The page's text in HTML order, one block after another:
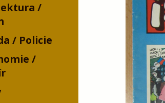
/
/ Policie
/